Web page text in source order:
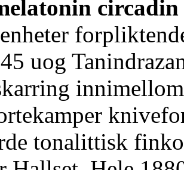
uog
tonalittisk